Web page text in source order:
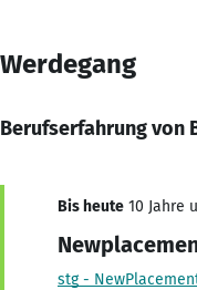
Werdegang
Berufserfahrung von
Bis heute 10 Jahre
stg -